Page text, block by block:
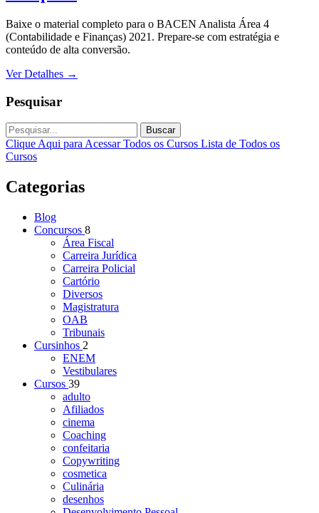
Baixe o material completo para o BACEN Analista Área 4
(Contabilidade e Finanças) 2021. Prepare-se com estratégia e
conteúdo de alta conversão.
Ver Detalhes →
Pesquisar
Buscar
Clique Aqui para Acessar Todos os Cursos Lista de Todos os
Cursos
Categorias
Blog
Concursos 8
Área Fiscal
Carreira Jurídica
Carreira Policial
Cartório
Diversos
Magistratura
OAB
Tribunais
Cursinhos 2
ENEM
Vestibulares
Cursos 39
adulto
Afiliados
cinema
Coaching
confeitaria
Copywriting
cosmetica
Culinária
desenhos